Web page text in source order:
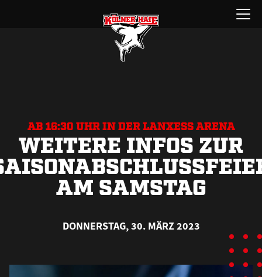
Menü
öffnen
AB 16:30 UHR IN DER LANXESS ARENA
WEITERE INFOS ZUR
AM SAMSTAG
DONNERSTAG, 30. MÄRZ 2023